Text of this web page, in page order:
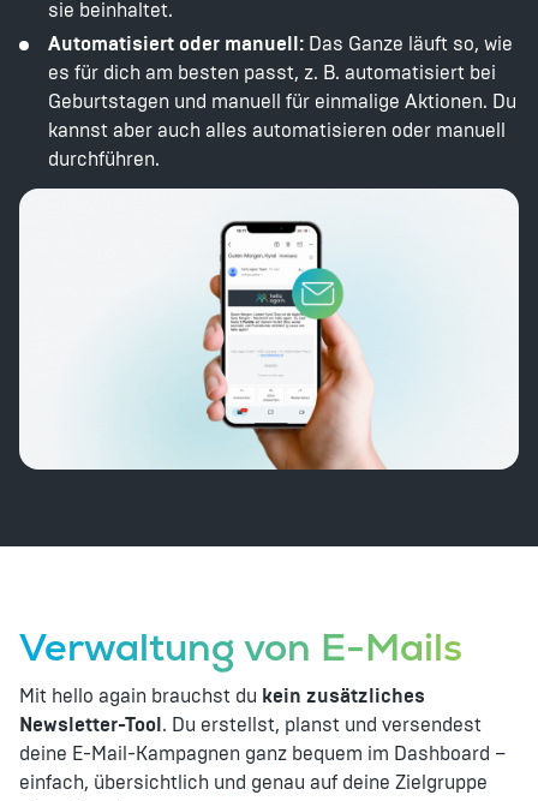
sie beinhaltet.
Automatisiert oder manuell: Das Ganze läuft so, wie
es für dich am besten passt, z. B. automatisiert bei
Geburtstagen und manuell für einmalige Aktionen. Du
kannst aber auch alles automatisieren oder manuell
durchführen.
Verwaltung von E-Mails
Mit hello again brauchst du kein zusätzliches
Newsletter-Tool . Du erstellst, planst und versendest
deine E-Mail-Kampagnen ganz bequem im Dashboard –
einfach, übersichtlich und genau auf deine Zielgruppe